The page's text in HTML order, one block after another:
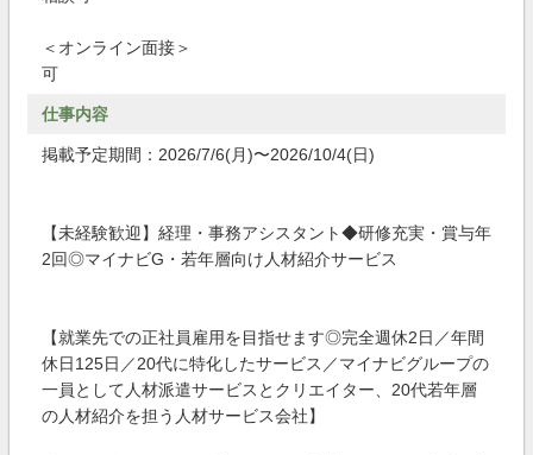
＜オンライン面接＞
可
仕事内容
掲載予定期間：2026/7/6(月)〜2026/10/4(日)
【未経験歓迎】経理・事務アシスタント◆研修充実・賞与年
2回◎マイナビG・若年層向け人材紹介サービス
【就業先での正社員雇用を目指せます◎完全週休2日／年間
休日125日／20代に特化したサービス／マイナビグループの
一員として人材派遣サービスとクリエイター、20代若年層
の人材紹介を担う人材サービス会社】